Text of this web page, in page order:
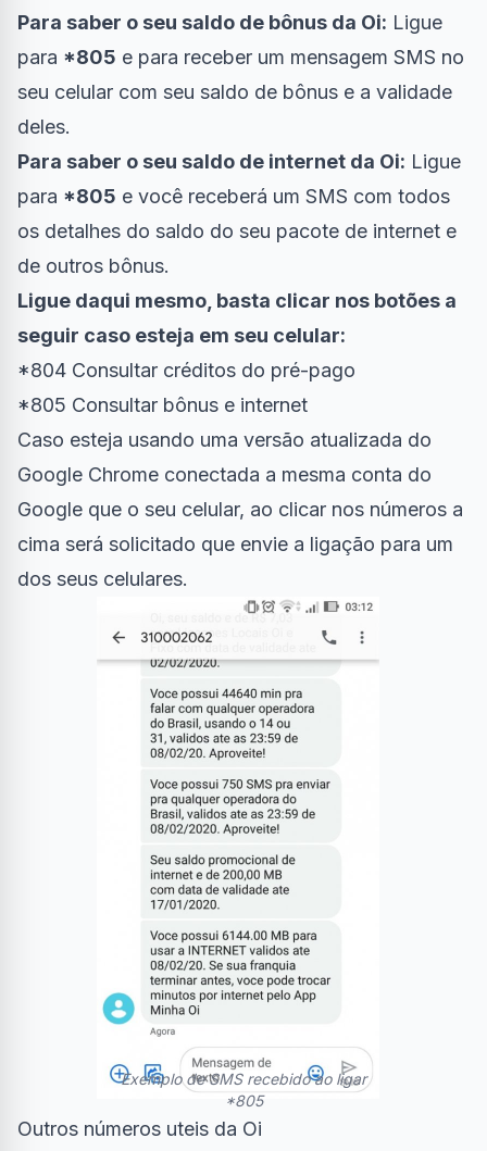
Para saber o seu saldo de bônus da Oi: Ligue
para *805 e para receber um mensagem SMS no
seu celular com seu saldo de bônus e a validade
deles.
Para saber o seu saldo de internet da Oi: Ligue
para *805 e você receberá um SMS com todos
os detalhes do saldo do seu pacote de internet e
de outros bônus.
Ligue daqui mesmo, basta clicar nos botões a
seguir caso esteja em seu celular:
*804 Consultar créditos do pré-pago
*805 Consultar bônus e internet
Caso esteja usando uma versão atualizada do
Google Chrome conectada a mesma conta do
Google que o seu celular, ao clicar nos números a
cima será solicitado que envie a ligação para um
dos seus celulares.
Exemplo de SMS recebido ao ligar
*805
Outros números uteis da Oi